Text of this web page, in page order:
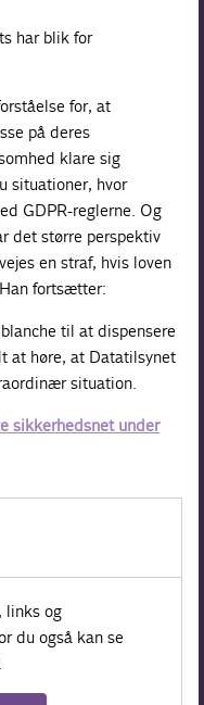
har blik for
for, at
på deres
klare sig
situationer, hvor
GDPR-reglerne. Og
det større perspektiv
en straf, hvis loven
fortsætter:
til at dispensere
at høre, at Datatilsynet
situation.
sikkerhedsnet under
links og
du også kan se